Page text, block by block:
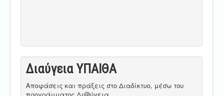
Διαύγεια ΥΠΑΙΘA
Αποφάσεις και πράξεις στο Διαδίκτυο, μέσω του